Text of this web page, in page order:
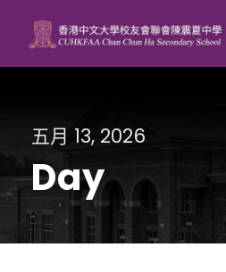
五月 13, 2026
Day